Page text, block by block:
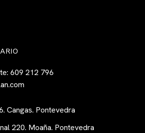
609 212 796
Cangas. Pontevedra
220. Moaña. Pontevedra